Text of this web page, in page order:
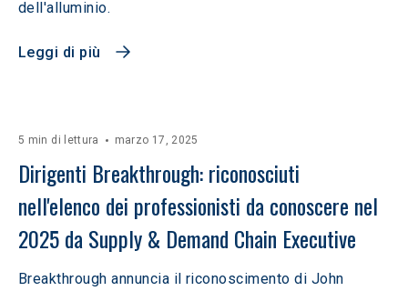
dell'alluminio.
Leggi di più
5 min di lettura marzo 17, 2025
Dirigenti Breakthrough: riconosciuti
nell'elenco dei professionisti da conoscere nel
2025 da Supply & Demand Chain Executive
Breakthrough annuncia il riconoscimento di John